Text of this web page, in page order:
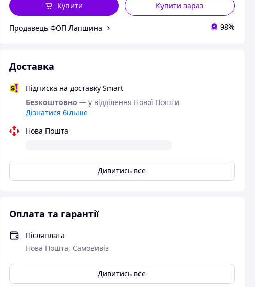
Купити зараз
Купити
Продавець ФОП Лапшина 98%
Доставка
Підписка на доставку Smart
Безкоштовно — у відділення Нової Пошти
Дізнатися більше
Нова Пошта
Дивитись все
Оплата та гарантії
Післяплата
Нова Пошта, Самовивіз
Дивитись все